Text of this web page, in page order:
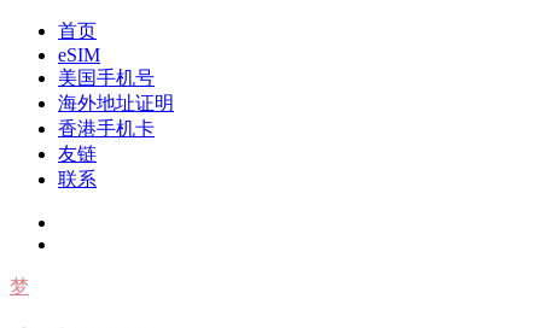
Skip
content
我是王掌柜
新闻酸菜馆|极客电台|自媒体联盟
首页
eSIM
美国手机号
海外地址证明
香港手机卡
友链
联系
梦